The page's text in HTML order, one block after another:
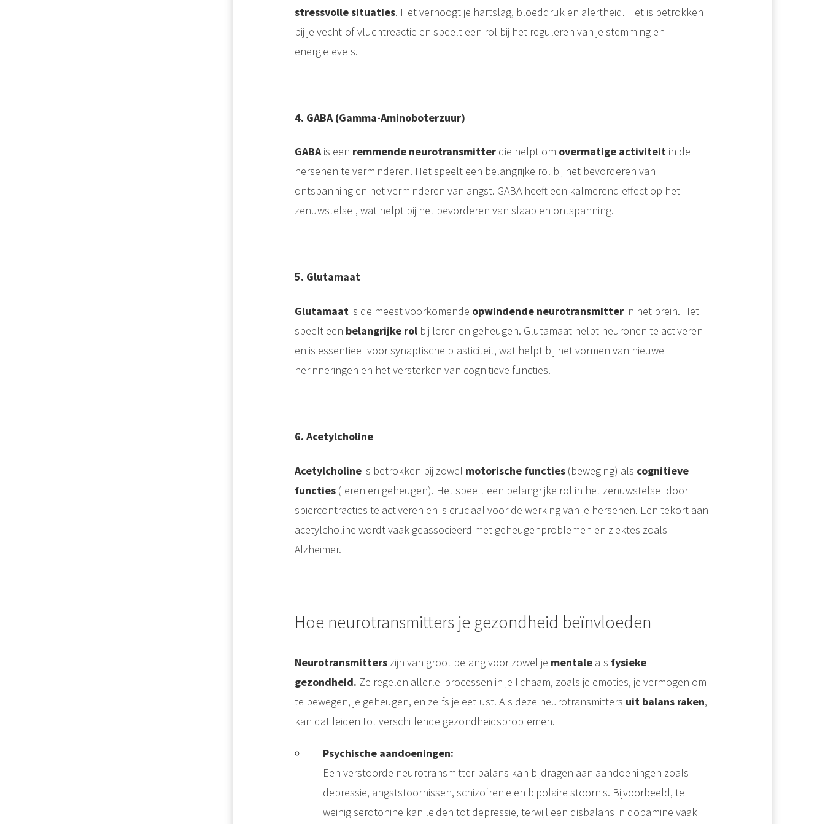
stressvolle situaties. Het verhoogt je hartslag, bloeddruk en alertheid. Het is betrokken
bij je vecht-of-vluchtreactie en speelt een rol bij het reguleren van je stemming en
energielevels.
4.⁠ ⁠GABA (Gamma-Aminoboterzuur)
GABAis een remmende neurotransmitterdie helpt om overmatige activiteit in de
hersenen te verminderen. Het speelt een belangrijke rol bij het bevorderen van
ontspanning en het verminderen van angst. GABA heeft een kalmerend effect op het
zenuwstelsel, wat helpt bij het bevorderen van slaap en ontspanning.
5.⁠ ⁠Glutamaat
Glutamaatis de meest voorkomende opwindende neurotransmitterin het brein. Het
speelt een belangrijke rolbij leren en geheugen. Glutamaat helpt neuronen te activeren
en is essentieel voor synaptische plasticiteit, wat helpt bij het vormen van nieuwe
herinneringen en het versterken van cognitieve functies.
6.⁠ ⁠Acetylcholine
Acetylcholineis betrokken bij zowel motorische functies(beweging) als cognitieve
functies(leren en geheugen). Het speelt een belangrijke rol in het zenuwstelsel door
spiercontracties te activeren en is cruciaal voor de werking van je hersenen. Een tekort aan
acetylcholine wordt vaak geassocieerd met geheugenproblemen en ziektes zoals
Alzheimer.
Hoe neurotransmitters je gezondheid beïnvloeden
Neurotransmitterszijn van groot belang voor zowel je mentale als fysieke
gezondheid. Ze regelen allerlei processen in je lichaam, zoals je emoties, je vermogen om
te bewegen, je geheugen, en zelfs je eetlust. Als deze neurotransmitters uit balans raken,
kan dat leiden tot verschillende gezondheidsproblemen.
Psychische aandoeningen:
Een verstoorde neurotransmitter-balans kan bijdragen aan aandoeningen zoals
depressie, angststoornissen, schizofrenie en bipolaire stoornis. Bijvoorbeeld, te
weinig serotonine kan leiden tot depressie, terwijl een disbalans in dopamine vaak